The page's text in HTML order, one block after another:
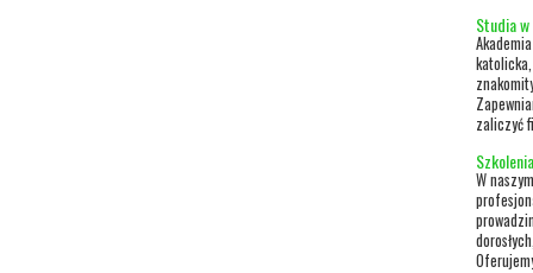
Studia
zaliczyć
W